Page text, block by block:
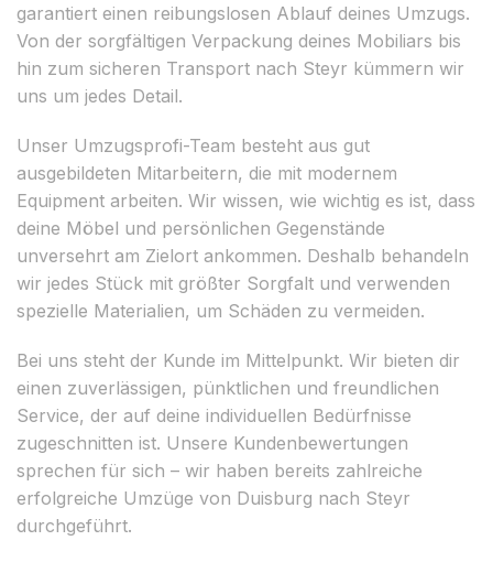
garantiert einen reibungslosen Ablauf deines Umzugs.
Von der sorgfältigen Verpackung deines Mobiliars bis
hin zum sicheren Transport nach Steyr kümmern wir
uns um jedes Detail.
Unser Umzugsprofi-Team besteht aus gut
ausgebildeten Mitarbeitern, die mit modernem
Equipment arbeiten. Wir wissen, wie wichtig es ist, dass
deine Möbel und persönlichen Gegenstände
unversehrt am Zielort ankommen. Deshalb behandeln
wir jedes Stück mit größter Sorgfalt und verwenden
spezielle Materialien, um Schäden zu vermeiden.
Bei uns steht der Kunde im Mittelpunkt. Wir bieten dir
einen zuverlässigen, pünktlichen und freundlichen
Service, der auf deine individuellen Bedürfnisse
zugeschnitten ist. Unsere Kundenbewertungen
sprechen für sich – wir haben bereits zahlreiche
erfolgreiche Umzüge von Duisburg nach Steyr
durchgeführt.